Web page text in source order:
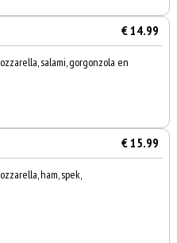
€ 14.99
salami, gorgonzola en
€ 15.99
ham, spek,